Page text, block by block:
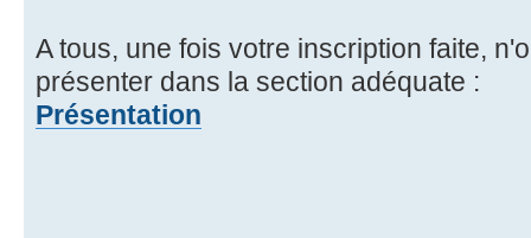
A tous, une fois votre inscription faite,
présenter dans la section adéquate :
Présentation